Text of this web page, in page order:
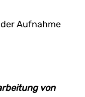
Aufnahme
von